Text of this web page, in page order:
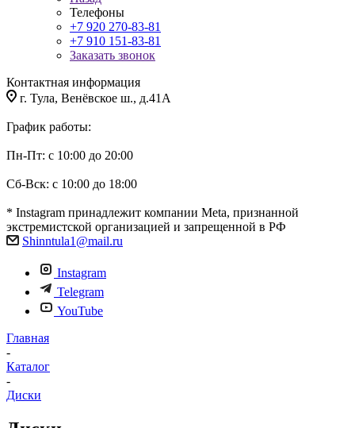
Телефоны
+7 920 270-83-81
+7 910 151-83-81
Заказать звонок
Контактная информация
г. Тула, Венёвское ш., д.41А
График работы:
Пн-Пт: с 10:00 до 20:00
Сб-Вск: с 10:00 до 18:00
* Instagram принадлежит компании Meta, признанной
экстремистской организацией и запрещенной в РФ
Shinntula1@mail.ru
Instagram
Telegram
YouTube
Главная
-
Каталог
-
Диски